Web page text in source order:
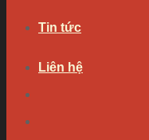
Tin tức
Liên hệ